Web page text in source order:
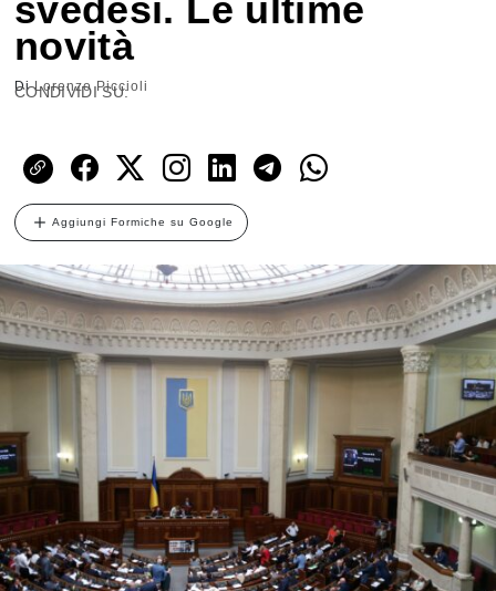
svedesi. Le ultime
novità
DiLorenzo Piccioli
CONDIVIDI SU:
Aggiungi Formiche su Google